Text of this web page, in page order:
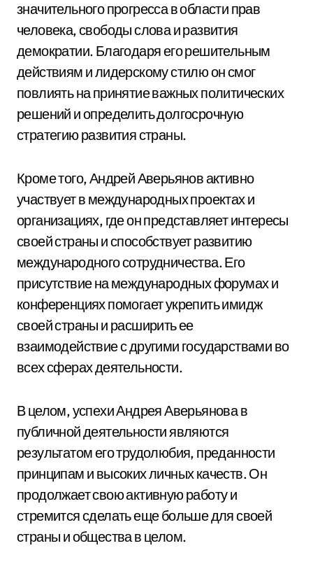
значительного прогресса в области прав
человека, свободы слова и развития
демократии. Благодаря его решительным
действиям и лидерскому стилю он смог
повлиять на принятие важных политических
решений и определить долгосрочную
стратегию развития страны.
Кроме того, Андрей Аверьянов активно
участвует в международных проектах и
организациях, где он представляет интересы
своей страны и способствует развитию
международного сотрудничества. Его
присутствие на международных форумах и
конференциях помогает укрепить имидж
своей страны и расширить ее
взаимодействие с другими государствами во
всех сферах деятельности.
В целом, успехи Андрея Аверьянова в
публичной деятельности являются
результатом его трудолюбия, преданности
принципам и высоких личных качеств. Он
продолжает свою активную работу и
стремится сделать еще больше для своей
страны и общества в целом.